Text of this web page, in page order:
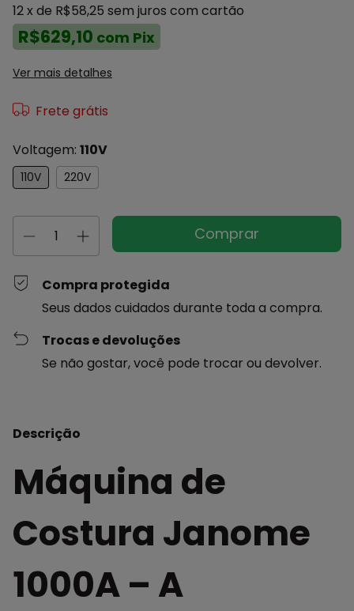
12x de R$58,25 sem juros com cartão
R$629,10 com Pix
Ver mais detalhes
Frete grátis
Voltagem: 110V
110V 220V
Compra protegida
Seus dados cuidados durante toda a compra.
Trocas e devoluções
Se não gostar, você pode trocar ou devolver.
Descrição
Máquina de
Costura Janome
1000A – A